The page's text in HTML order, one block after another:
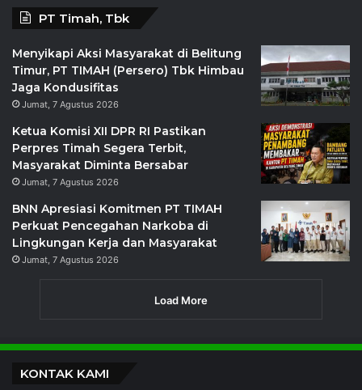
PT Timah, Tbk
Menyikapi Aksi Masyarakat di Belitung
Timur, PT TIMAH (Persero) Tbk Himbau
Jaga Kondusifitas
Jumat, 7 Agustus 2026
Ketua Komisi XII DPR RI Pastikan
Perpres Timah Segera Terbit,
Masyarakat Diminta Bersabar
Jumat, 7 Agustus 2026
BNN Apresiasi Komitmen PT TIMAH
Perkuat Pencegahan Narkoba di
Lingkungan Kerja dan Masyarakat
Jumat, 7 Agustus 2026
Load More
KONTAK KAMI